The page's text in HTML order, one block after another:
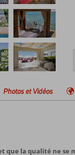
Photos et Vidéos
la qualité ne se